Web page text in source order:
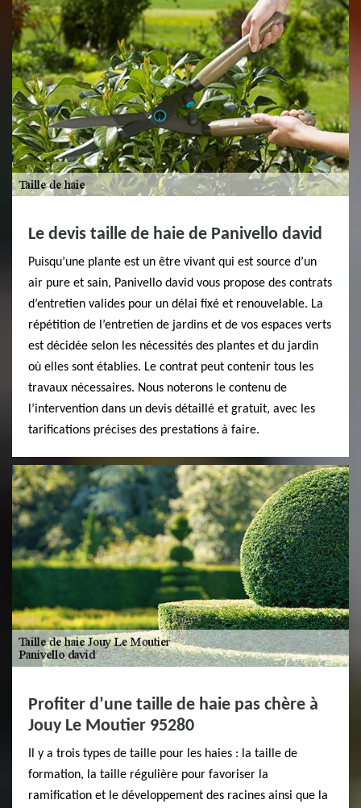
Le devis taille de haie de Panivello david
Puisqu’une plante est un être vivant qui est source d’un
air pure et sain, Panivello david vous propose des contrats
d’entretien valides pour un délai fixé et renouvelable. La
répétition de l’entretien de jardins et de vos espaces verts
est décidée selon les nécessités des plantes et du jardin
où elles sont établies. Le contrat peut contenir tous les
travaux nécessaires. Nous noterons le contenu de
l’intervention dans un devis détaillé et gratuit, avec les
tarifications précises des prestations à faire.
Profiter d’une taille de haie pas chère à
Jouy Le Moutier 95280
Il y a trois types de taille pour les haies : la taille de
formation, la taille régulière pour favoriser la
ramification et le développement des racines ainsi que la